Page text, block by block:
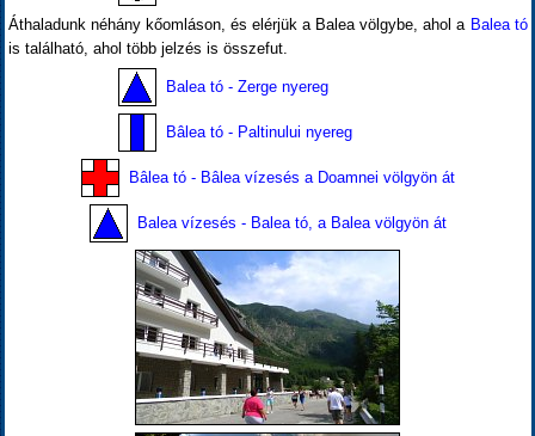
Áthaladunk néhány kőomláson, és elérjük a Balea völgybe, ahol a Balea tó
is található, ahol több jelzés is összefut.
Balea tó - Zerge nyereg
Bâlea tó - Paltinului nyereg
Bâlea tó - Bâlea vízesés a Doamnei völgyön át
Balea vízesés - Balea tó, a Balea völgyön át